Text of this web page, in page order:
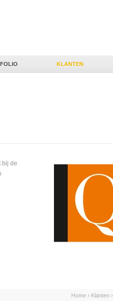
bij de
KLANTEN
Home› Klanten›